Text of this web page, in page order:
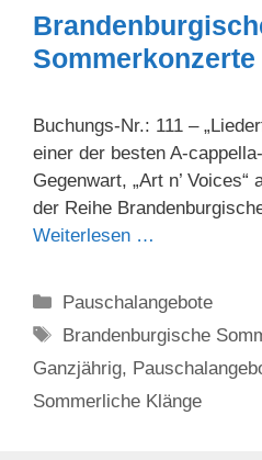
Sommerkonzerte
Buchungs-Nr.: 111 –
einer der besten A-
Gegenwart, „Art n’
der Reihe
Weiterlesen …
Kategorien
Pauschalangebote
Schlagwörter
Brandenburgische
Ganzjährig,
Sommerliche Klänge